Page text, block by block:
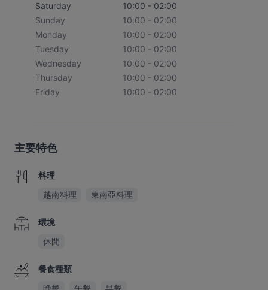
Saturday
10:00 - 02:00
Sunday
10:00 - 02:00
Monday
10:00 - 02:00
Tuesday
10:00 - 02:00
Wednesday
10:00 - 02:00
Thursday
10:00 - 02:00
Friday
10:00 - 02:00
主要特色
料理
越南料理
東南亞料理
環境
休閒
餐食種類
晚餐
午餐 早餐